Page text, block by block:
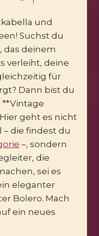
und
Suchst du
das deinem
verleiht, deine
für
Dann bist du
**Vintage
geht es nicht
die findest du
–, sondern
die
sei es
eleganter
Bolero. Mach
ein neues